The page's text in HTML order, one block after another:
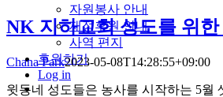
자원봉사 안내
재정후원 안내
사역 편지
후원하기
Log in
NK 지하교회 성도를 위한
Chana Park2023-05-08T14:28:55+09:00
윗동네 성도들은 농사를 시작하는 5월